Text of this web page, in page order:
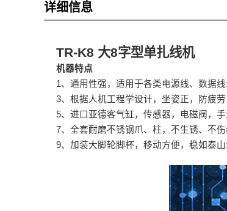
详细信息
TR-K8 大8字型单扎线机
机器特点
1、通用性强，适用于各类电源线、数据
3、根据人机工程学设计，坐姿正，防疲
5、进口亚德客气缸，传感器，电磁阀，
7、全套耐磨不锈钢爪、柱，不生锈、不
9、加装大脚轮脚杯，移动方便，稳如